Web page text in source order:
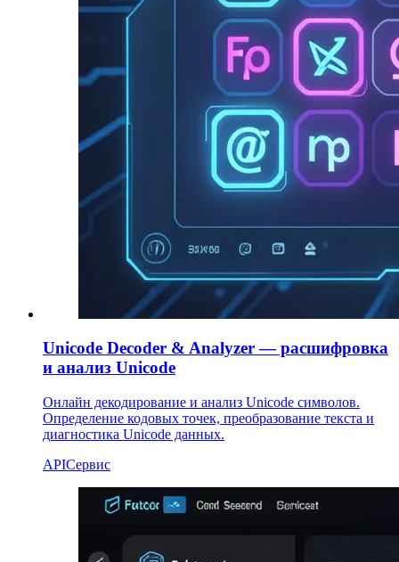
Unicode Decoder & Analyzer — расшифровка
и анализ Unicode
Онлайн декодирование и анализ Unicode символов.
Определение кодовых точек, преобразование текста и
диагностика Unicode данных.
APIСервис